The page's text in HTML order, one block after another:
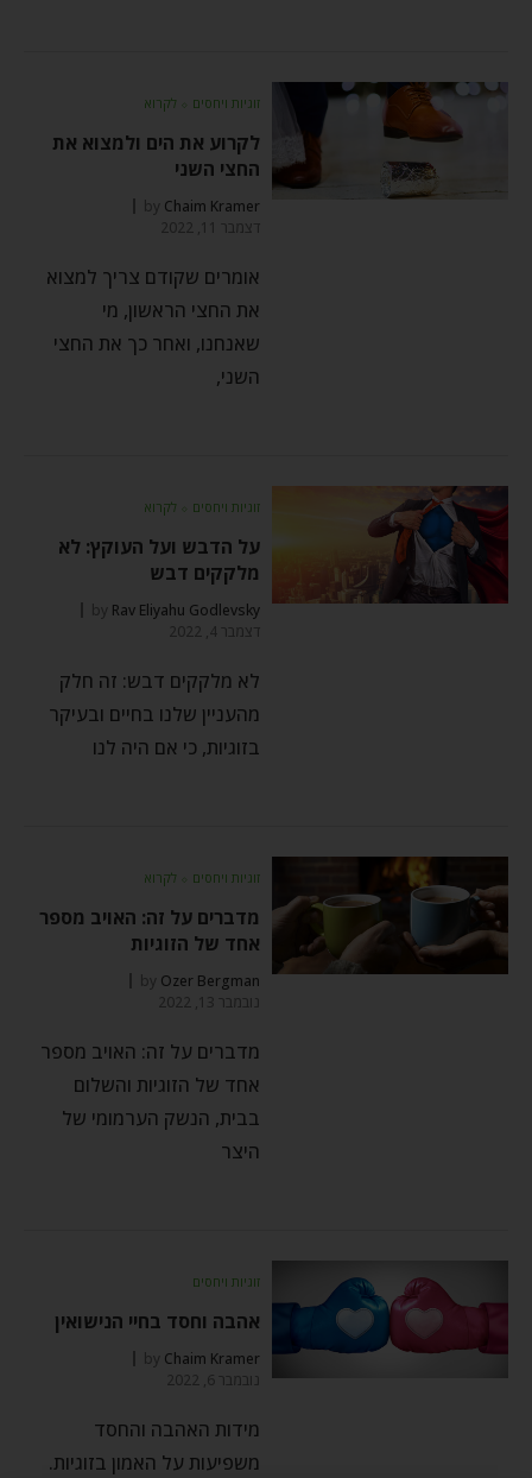
זוגיות ויחסים ⬦ לקרוא
לקרוע את הים ולמצוא את
החצי השני
by Chaim Kramer
דצמבר 11, 2022
אומרים שקודם צריך למצוא
את החצי הראשון, מי
שאנחנו, ואחר כך את החצי
השני,
זוגיות ויחסים ⬦ לקרוא
על הדבש ועל העוקץ: לא
מלקקים דבש
by Rav Eliyahu Godlevsky
דצמבר 4, 2022
לא מלקקים דבש: זה חלק
מהעניין שלנו בחיים ובעיקר
בזוגיות, כי אם היה לנו
זוגיות ויחסים ⬦ לקרוא
מדברים על זה: האויב מספר
אחד של הזוגיות
by Ozer Bergman
נובמבר 13, 2022
מדברים על זה: האויב מספר
אחד של הזוגיות והשלום
בבית, הנשק הערמומי של
היצר
זוגיות ויחסים
אהבה וחסד בחיי הנישואין
by Chaim Kramer
נובמבר 6, 2022
מידות האהבה והחסד
משפיעות על האמון בזוגיות.